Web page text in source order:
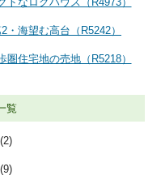
海望む高台（R5242）
住宅地の売地（R5218）
覧
(2)
(9)